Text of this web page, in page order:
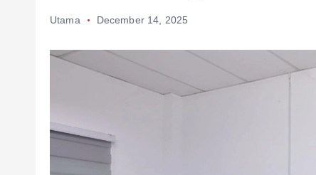
Utama December 14, 2025